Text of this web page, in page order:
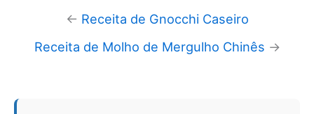
← Receita de Gnocchi Caseiro
Receita de Molho de Mergulho Chinês →